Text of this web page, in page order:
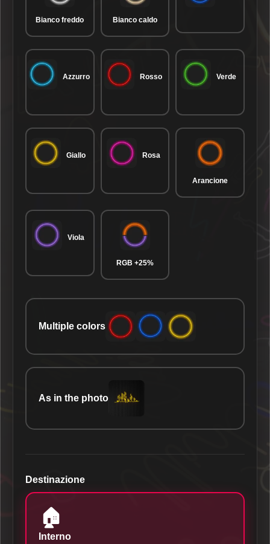
Bianco freddo Bianco caldo
Azzurro Rosso Verde
Giallo Rosa
Arancione
Viola
RGB +25%
Multiple colors
As in the photo
Destinazione
🏠
Interno